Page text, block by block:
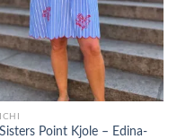
ICHI
Sisters Point Kjole – Edina-